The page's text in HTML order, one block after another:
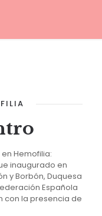
Hemofilia:
inaugurado en
y Borbón, Duquesa
Española
con la presencia de